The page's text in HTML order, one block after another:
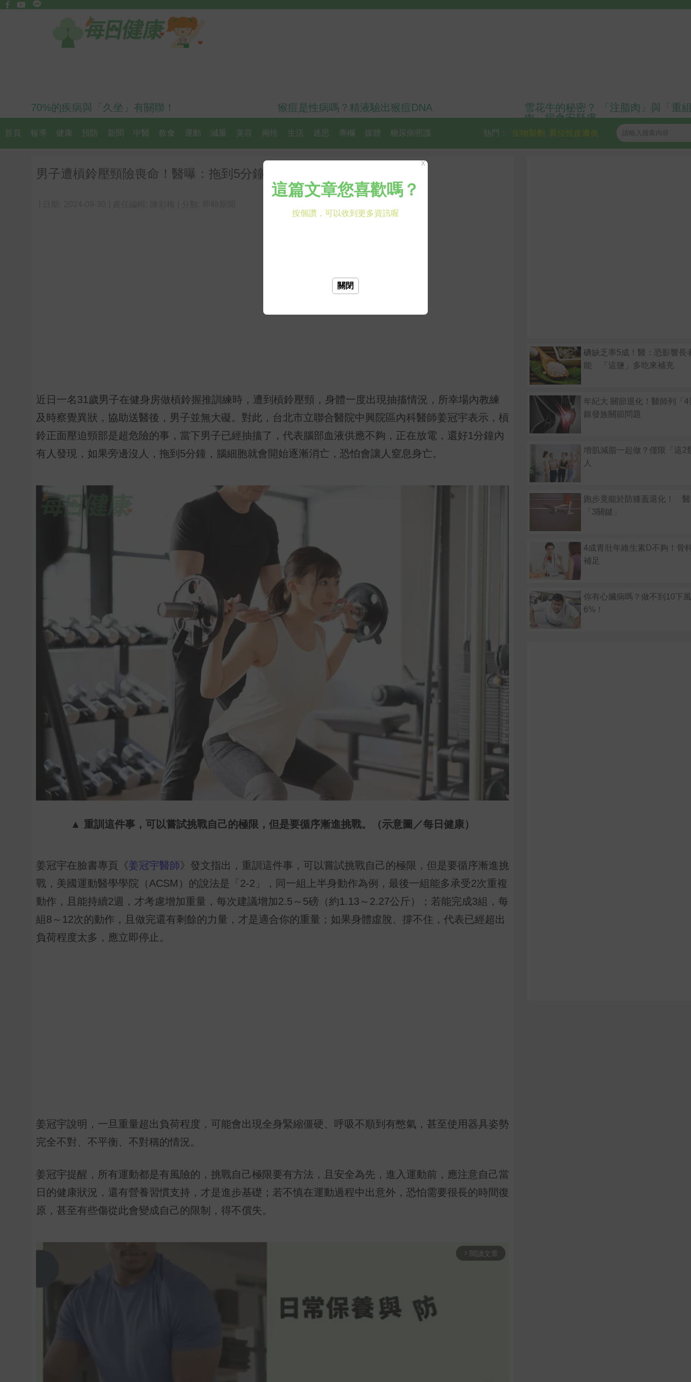
70%的疾病與「久坐」有關聯！ 猴痘是性病嗎？精液驗出猴痘DNA
雪花牛的秘密？ 「注脂肉」與「重
肉」揭食安疑慮
首頁 報導 健康 預防 新聞 中醫 飲食 運動 減重 美容 兩性 生活 迷思 專欄 媒體 糖尿病照護 異位性皮膚炎
生物製劑
熱門：
男子遭槓鈴壓頸險喪命！醫曝：拖到5分鐘恐窒息
近日一名31歲男子在健身房做槓鈴握推訓練時，遭到槓鈴壓頸，身體一度出現抽搐情況，所幸場內教練
及時察覺異狀，協助送醫後，男子並無大礙。對此，台北市立聯合醫院中興院區內科醫師姜冠宇表示，槓
鈴正面壓迫頸部是超危險的事，當下男子已經抽搐了，代表腦部血液供應不夠，正在放電，還好1分鐘內
有人發現，如果旁邊沒人，拖到5分鐘，腦細胞就會開始逐漸消亡，恐怕會讓人窒息身亡。
▲ 重訓這件事，可以嘗試挑戰自己的極限，但是要循序漸進挑戰。（示意圖／每日健康）
姜冠宇在臉書專頁《姜冠宇醫師》發文指出，重訓這件事，可以嘗試挑戰自己的極限，但是要循序漸進挑
戰，美國運動醫學學院（ACSM）的說法是「2-2」，同一組上半身動作為例，最後一組能多承受2次重複
動作，且能持續2週，才考慮增加重量，每次建議增加2.5～5磅（約1.13～2.27公斤）；若能完成3組，每
組8～12次的動作，且做完還有剩餘的力量，才是適合你的重量；如果身體虛脫、撐不住，代表已經超出
負荷程度太多，應立即停止。
姜冠宇說明，一旦重量超出負荷程度，可能會出現全身緊縮僵硬、呼吸不順到有憋氣，甚至使用器具姿勢
完全不對、不平衡、不對稱的情況。
姜冠宇提醒，所有運動都是有風險的，挑戰自己極限要有方法，且安全為先，進入運動前，應注意自己當
日的健康狀況，還有營養習慣支持，才是進步基礎；若不慎在運動過程中出意外，恐怕需要很長的時間復
原，甚至有些傷從此會變成自己的限制，得不償失。
arrow_forward_ios 閱讀文章
碘缺乏率5成！醫：恐影響長
能 「這鹽」多吃來補充
年紀大 關節退化！醫師列「
銀發族關節問題
增肌減脂一起做？僅限「這2
人
跑步竟能於防膝蓋退化！
「3關鍵」
4成青壯年維生素D不夠！骨
補足
你有心臟病嗎？做不到10下
6%！
X
關閉